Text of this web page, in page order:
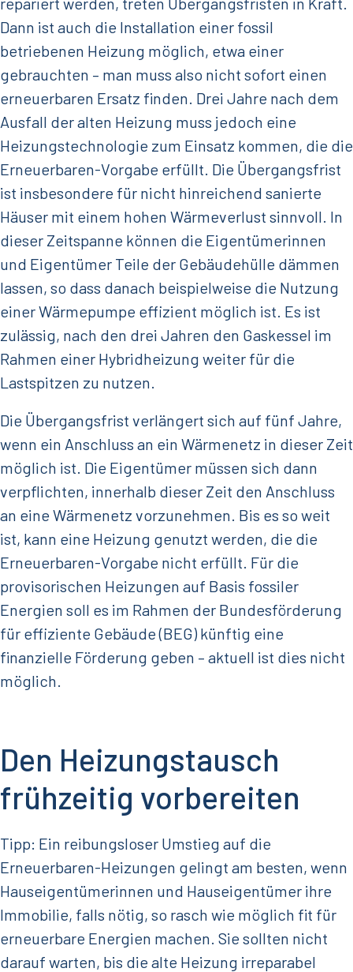
Dann ist auch die Installation einer fossil
betriebenen Heizung möglich, etwa einer
gebrauchten – man muss also nicht sofort einen
erneuerbaren Ersatz finden. Drei Jahre nach dem
Ausfall der alten Heizung muss jedoch eine
Heizungstechnologie zum Einsatz kommen, die die
Erneuerbaren-Vorgabe erfüllt. Die Übergangsfrist
ist insbesondere für nicht hinreichend sanierte
Häuser mit einem hohen Wärmeverlust sinnvoll. In
dieser Zeitspanne können die Eigentümerinnen
und Eigentümer Teile der Gebäudehülle dämmen
lassen, so dass danach beispielweise die Nutzung
einer Wärmepumpe effizient möglich ist. Es ist
zulässig, nach den drei Jahren den Gaskessel im
Rahmen einer Hybridheizung weiter für die
Lastspitzen zu nutzen.
Die Übergangsfrist verlängert sich auf fünf Jahre,
wenn ein Anschluss an ein Wärmenetz in dieser Zeit
möglich ist. Die Eigentümer müssen sich dann
verpflichten, innerhalb dieser Zeit den Anschluss
an eine Wärmenetz vorzunehmen. Bis es so weit
ist, kann eine Heizung genutzt werden, die die
Erneuerbaren-Vorgabe nicht erfüllt. Für die
provisorischen Heizungen auf Basis fossiler
Energien soll es im Rahmen der Bundesförderung
für effiziente Gebäude (BEG) künftig eine
finanzielle Förderung geben – aktuell ist dies nicht
möglich.
Den Heizungstausch
frühzeitig vorbereiten
Tipp: Ein reibungsloser Umstieg auf die
Erneuerbaren-Heizungen gelingt am besten, wenn
Hauseigentümerinnen und Hauseigentümer ihre
Immobilie, falls nötig, so rasch wie möglich fit für
erneuerbare Energien machen. Sie sollten nicht
darauf warten, bis die alte Heizung irreparabel